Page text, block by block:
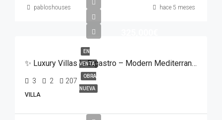
pabloshouses hace 5 meses
EN
VENTA
OBRA
NUEVA
✨ Luxury Villas in Bigastro – Modern Mediterranean Living ✨
3 2 207
VILLA